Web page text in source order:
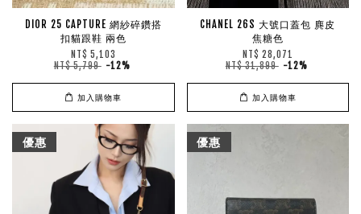
DIOR 25 CAPTURE 網紗碎鑽搭
扣貓跟鞋 兩色
NT$ 5,103
NT$ 5,799 -12%
加入購物車
CHANEL 26S 大號口蓋包 麂皮
焦糖色
NT$ 28,071
NT$ 31,899 -12%
加入購物車
優惠 優惠